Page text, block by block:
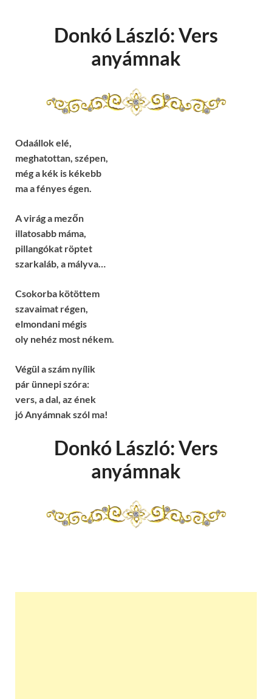
Donkó László: Vers
anyámnak
Odaállok elé,
meghatottan, szépen,
még a kék is kékebb
ma a fényes égen.
A virág a mezőn
illatosabb máma,
pillangókat röptet
szarkaláb, a mályva…
Csokorba kötöttem
szavaimat régen,
elmondani mégis
oly nehéz most nékem.
Végül a szám nyílik
pár ünnepi szóra:
vers, a dal, az ének
jó Anyámnak szól ma!
Donkó László: Vers
anyámnak